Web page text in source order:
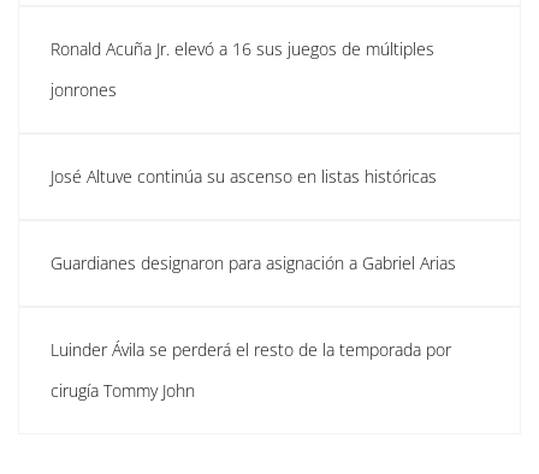
Ronald Acuña Jr. elevó a 16 sus juegos de múltiples
jonrones
José Altuve continúa su ascenso en listas históricas
Guardianes designaron para asignación a Gabriel Arias
Luinder Ávila se perderá el resto de la temporada por
cirugía Tommy John